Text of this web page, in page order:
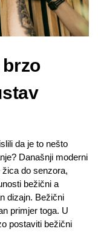
da je to nešto
Današnji moderni
do senzora,
bežični a
dizajn. Bežični
primjer toga. U
postaviti bežični